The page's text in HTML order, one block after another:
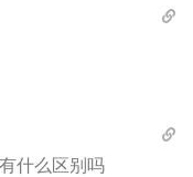
什么区别吗